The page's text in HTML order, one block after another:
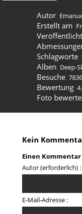
Autor
Erstellt am
Schlagworte
Alben Deep-
Besuche 7836
Bewertung
Foto
Kein
Einen
Autor (erforderlich) :
E-Mail-Adresse :